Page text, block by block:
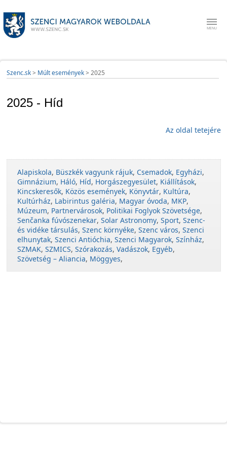
Szenc.sk> Múlt események> 2025
2025 - Híd
Az oldal tetejére
Alapiskola, Büszkék vagyunk rájuk, Csemadok, Egyházi,
Gimnázium, Háló, Híd, Horgászegyesület, Kiállítások,
Kincskeresők, Közös események, Könyvtár, Kultúra,
Kultúrház, Labirintus galéria, Magyar óvoda, MKP,
Múzeum, Partnervárosok, Politikai Foglyok Szövetsége,
Senčanka fúvószenekar, Solar Astronomy, Sport, Szenc-
és vidéke társulás, Szenc környéke, Szenc város, Szenci
elhunytak, Szenci Antióchia, Szenci Magyarok, Színház,
SZMAK, SZMICS, Szórakozás, Vadászok, Egyéb,
Szövetség – Aliancia, Möggyes,